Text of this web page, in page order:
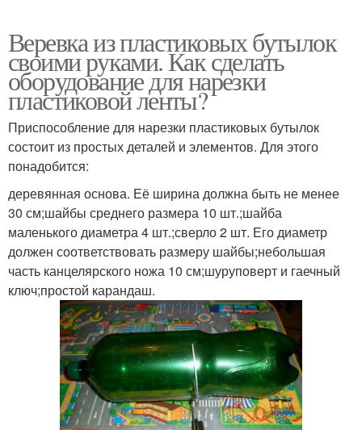
Веревка из пластиковых бутылок
своими руками. Как сделать
оборудование для нарезки
пластиковой ленты?
Приспособление для нарезки пластиковых бутылок
состоит из простых деталей и элементов. Для этого
понадобится:
деревянная основа. Её ширина должна быть не менее
30 см;шайбы среднего размера 10 шт.;шайба
маленького диаметра 4 шт.;сверло 2 шт. Его диаметр
должен соответствовать размеру шайбы;небольшая
часть канцелярского ножа 10 см;шуруповерт и гаечный
ключ;простой карандаш.